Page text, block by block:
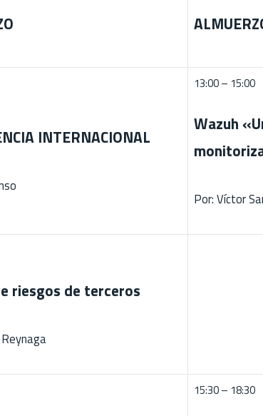
INTERNACIONAL
13:00 – 15:00
Wazuh
Por: Víctor
riesgos de terceros
15:30 – 18:30